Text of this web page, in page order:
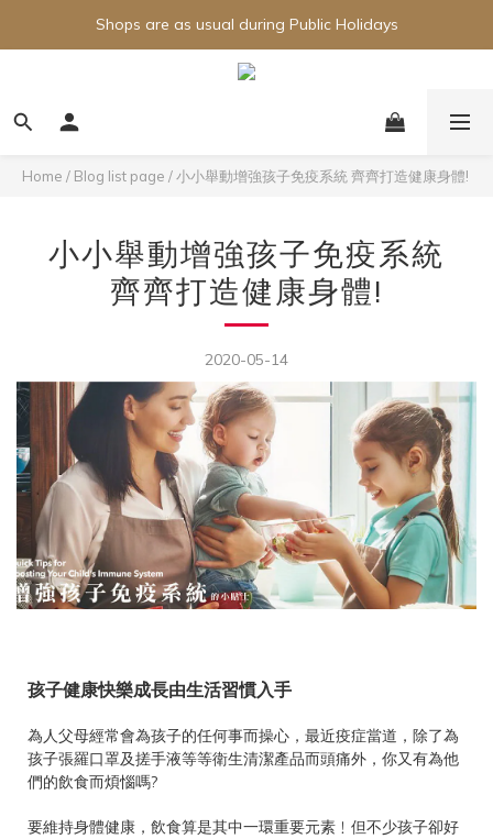
Shops are as usual during Public Holidays
Home / Blog list page /小小舉動增強孩子免疫系統 齊齊打造健康身體!
小小舉動增強孩子免疫系統
齊齊打造健康身體!
2020-05-14
孩子健康快樂成長由生活習慣入手
為人父母經常會為孩子的任何事而操心，最近疫症當道，除了為
孩子張羅口罩及搓手液等等衛生清潔產品而頭痛外，你又有為他
們的飲食而煩惱嗎?
要維持身體健康，飲食算是其中一環重要元素﹗但不少孩子卻好